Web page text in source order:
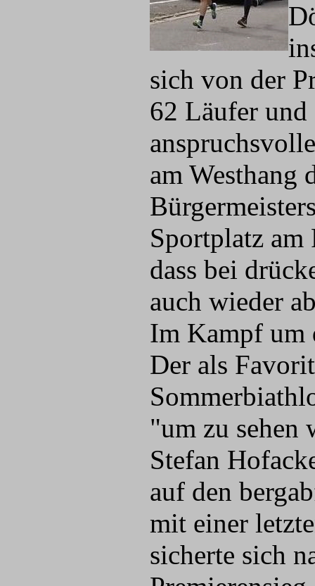
sich von der
62 Läufer
am Westhang
Sportplatz am
dass bei
auch wieder
Im Kampf um
Der als
"um zu sehen
Stefan
auf den
mit einer
sicherte sich